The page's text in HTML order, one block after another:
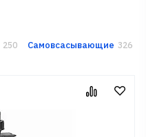
250 Самовсасывающие 326